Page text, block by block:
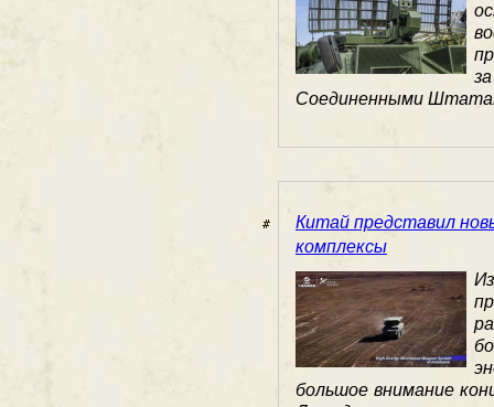
Соединенными
Китай представил
комплексы
большое внимание